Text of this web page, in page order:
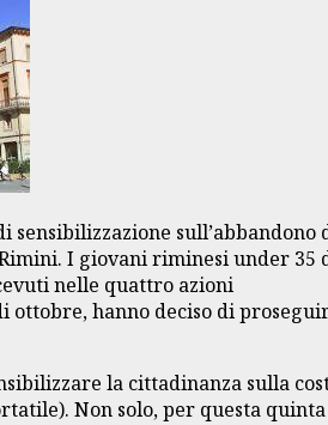
sensibilizzazione
I giovani riminesi under 35
nelle quattro azioni
hanno deciso di
la cittadinanza sulla
Non solo, per questa